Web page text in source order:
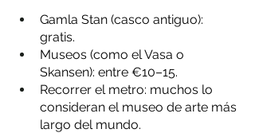
Gamla Stan (casco antiguo):
gratis.
Museos (como el Vasa o
Skansen): entre €10–15.
Recorrer el metro: muchos lo
consideran el museo de arte más
largo del mundo.